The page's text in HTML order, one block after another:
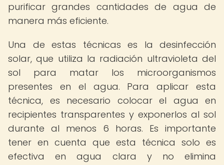
purificar grandes cantidades de agua de
manera más eficiente.
Una de estas técnicas es la desinfección
solar, que utiliza la radiación ultravioleta del
sol para matar los microorganismos
presentes en el agua. Para aplicar esta
técnica, es necesario colocar el agua en
recipientes transparentes y exponerlos al sol
durante al menos 6 horas. Es importante
tener en cuenta que esta técnica solo es
efectiva en agua clara y no elimina